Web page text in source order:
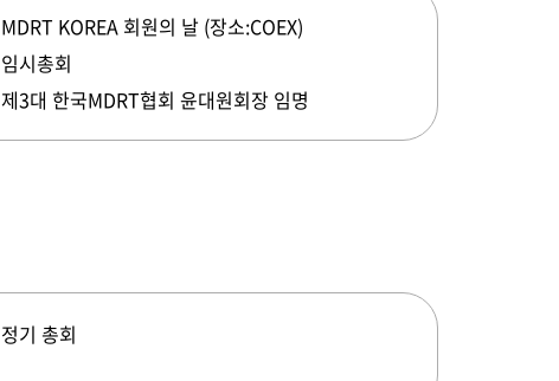
MDRT KOREA 회원의 날 (장소:COEX)
임시총회
제3대 한국MDRT협회 윤대원회장 임명
정기 총회